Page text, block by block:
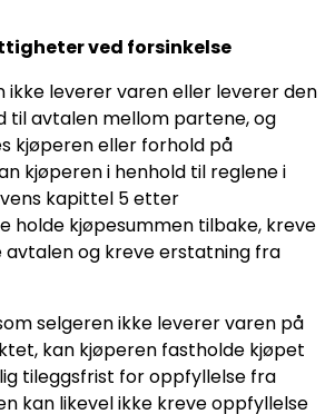
ved forsinkelse
ikke leverer varen eller leverer den
til avtalen mellom partene, og
kjøperen eller forhold på
kjøperen i henhold til reglene i
kapittel 5 etter
holde kjøpesummen tilbake, kreve
avtalen og kreve erstatning fra
selgeren ikke leverer varen på
kan kjøperen fastholde kjøpet
tileggsfrist for oppfyllelse fra
kan likevel ikke kreve oppfyllelse